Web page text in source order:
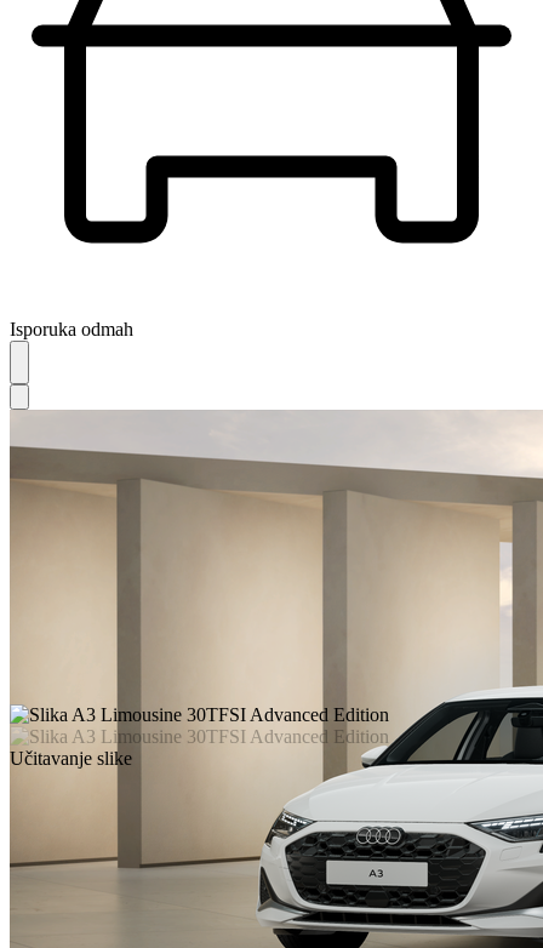
Isporuka odmah
Učitavanje slike